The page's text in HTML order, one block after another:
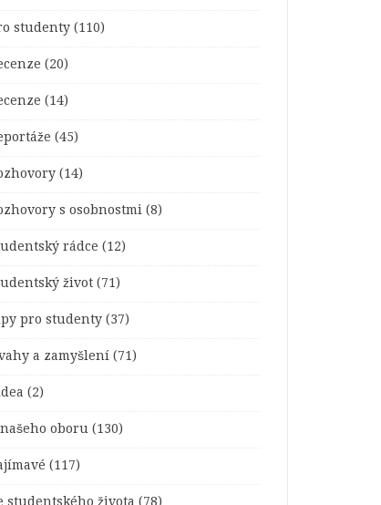
studenty (110)
(20)
(14)
(45)
(14)
s osobnostmi (8)
rádce (12)
život (71)
pro studenty (37)
a zamyšlení (71)
(2)
oboru (130)
(117)
studentského života (78)